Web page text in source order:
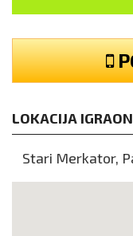
LOKACIJA
Stari Merkator,